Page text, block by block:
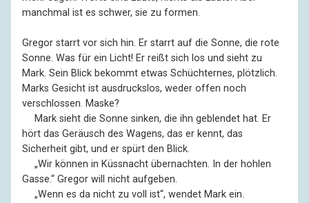
manchmal ist es schwer, sie zu formen.
Gregor starrt vor sich hin. Er starrt auf die Sonne, die rote
Sonne. Was für ein Licht! Er reißt sich los und sieht zu
Mark. Sein Blick bekommt etwas Schüchternes, plötzlich.
Marks Gesicht ist ausdruckslos, weder offen noch
verschlossen. Maske?
Mark sieht die Sonne sinken, die ihn geblendet hat. Er
hört das Geräusch des Wagens, das er kennt, das
Sicherheit gibt, und er spürt den Blick.
„Wir können in Küssnacht übernachten. In der hohlen
Gasse.“ Gregor will nicht aufgeben.
„Wenn es da nicht zu voll ist“, wendet Mark ein.